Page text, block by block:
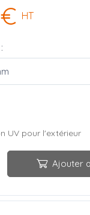
HT
UV pour l'extérieur
Ajouter